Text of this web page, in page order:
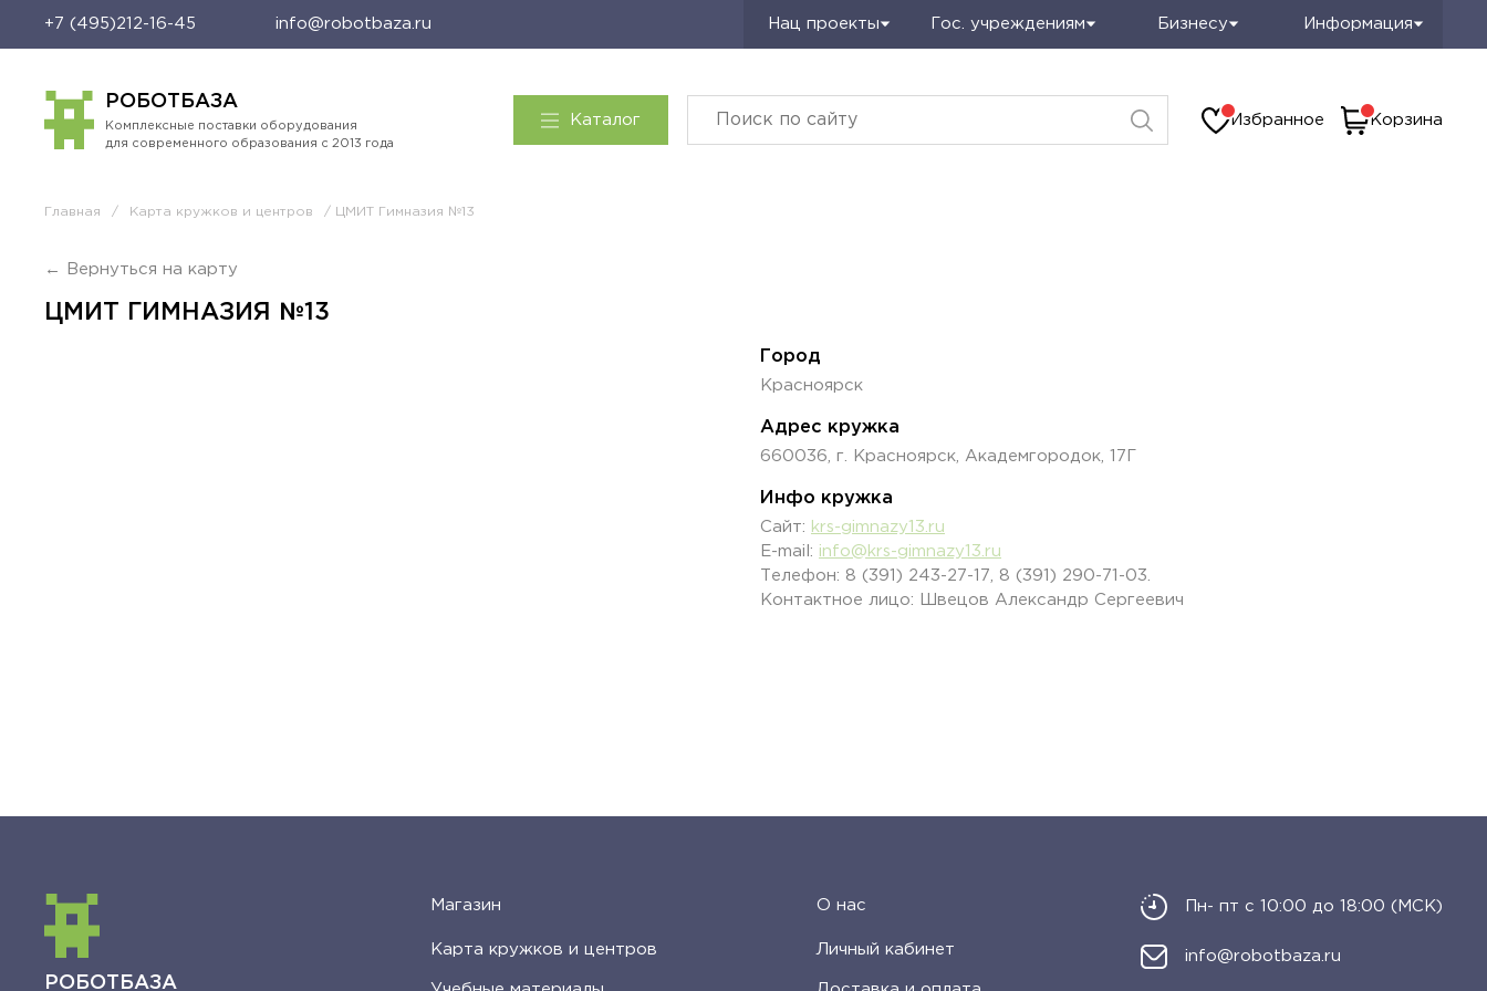
+7 (495)212-16-45 info@robotbaza.ru Нац проекты Гос. учреждениям Бизнесу Информация
РОБОТБАЗА
Комплексные поставки оборудования
для современного образования с 2013 года
Каталог Избранное Корзина
Главная / Карта кружков и центров / ЦМИТ Гимназия №13
ЦМИТ ГИМНАЗИЯ №13
← Вернуться на карту
Город
Красноярск
Адрес кружка
660036, г. Красноярск, Академгородок, 17Г
Инфо кружка
Сайт:
krs-gimnazy13.ru
E-mail: info@krs-gimnazy13.ru
Телефон: 8 (391) 243-27-17, 8 (391) 290-71-03.
Контактное лицо: Швецов Александр Сергеевич
РОБОТБАЗА
Магазин
Карта кружков и центров
О нас
Личный кабинет
Пн- пт с 10:00 до 18:00 (МСК)
info@robotbaza.ru